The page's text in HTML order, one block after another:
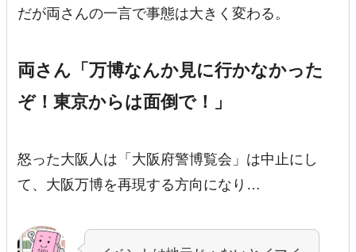
だが両さんの一言で事態は大きく変わる。
両さん「万博なんか見に行かなかった
ぞ！東京からは面倒で！」
怒った大阪人は「大阪府警博覧会」は中止にし
て、大阪万博を再現する方向になり…